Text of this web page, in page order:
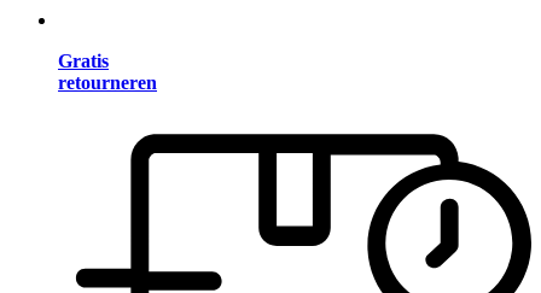
Gratis
retourneren